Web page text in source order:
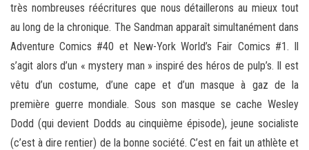
très nombreuses réécritures que nous détaillerons au mieux tout
au long de la chronique. The Sandman apparaît simultanément dans
Adventure Comics #40 et New-York World’s Fair Comics #1. Il
s’agit alors d’un « mystery man » inspiré des héros de pulp’s. Il est
vêtu d’un costume, d’une cape et d’un masque à gaz de la
première guerre mondiale. Sous son masque se cache Wesley
Dodd (qui devient Dodds au cinquième épisode), jeune socialiste
(c’est à dire rentier) de la bonne société. C’est en fait un athlète et